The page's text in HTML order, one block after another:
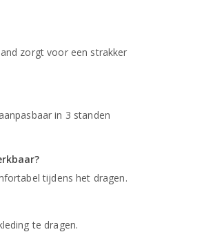
zorgt voor een strakker
in 3 standen
tijdens het dragen.
te dragen.